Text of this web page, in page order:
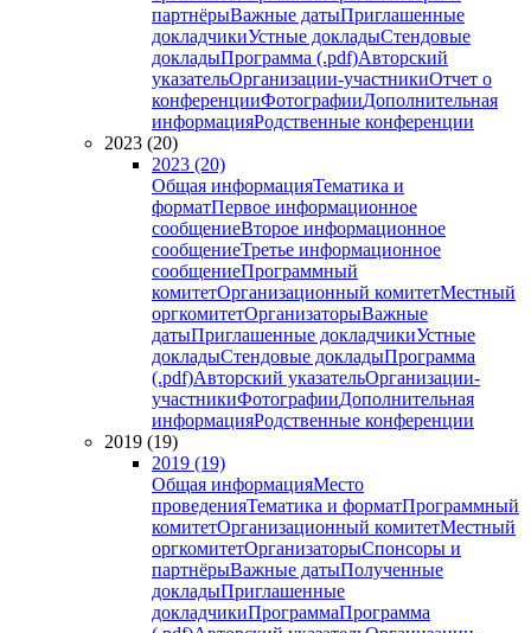
партнёрыВажные датыПриглашенные
докладчикиУстные докладыСтендовые
докладыПрограмма (.pdf)Авторский
указательОрганизации-участникиОтчет о
конференцииФотографииДополнительная
информацияРодственные конференции
2023 (20)
2023 (20)
Общая информацияТематика и
форматПервое информационное
сообщениеВторое информационное
сообщениеТретье информационное
сообщениеПрограммный
комитетОрганизационный комитетМестный
оргкомитетОрганизаторыВажные
датыПриглашенные докладчикиУстные
докладыСтендовые докладыПрограмма
(.pdf)Авторский указательОрганизации-
участникиФотографииДополнительная
информацияРодственные конференции
2019 (19)
2019 (19)
Общая информацияМесто
проведенияТематика и форматПрограммный
комитетОрганизационный комитетМестный
оргкомитетОрганизаторыСпонсоры и
партнёрыВажные датыПолученные
докладыПриглашенные
докладчикиПрограммаПрограмма